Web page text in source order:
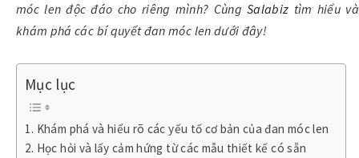
móc len độc đáo cho riêng mình? CùngSalabiz tìm hiểu và
khám phá các bí quyết đan móc len dưới đây!
Mục lục
Khám phá và hiểu rõ các yếu tố cơ bản của đan móc len
Học hỏi và lấy cảm hứng từ các mẫu thiết kế có sẵn